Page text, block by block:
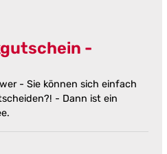
-
- Sie können sich einfach
- Dann ist ein